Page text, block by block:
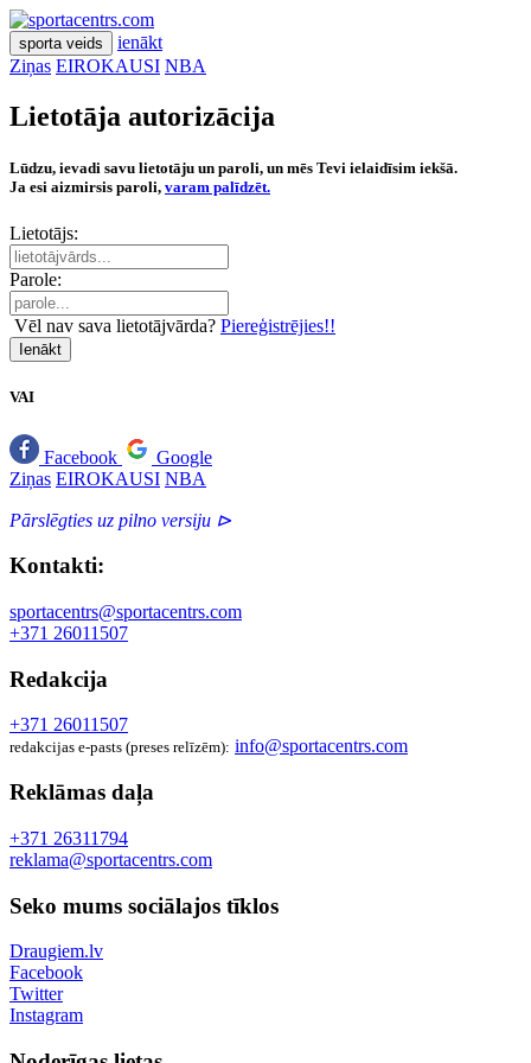
sporta veids
ienākt
Ziņas EIROKAUSI NBA
Lietotāja autorizācija
Lūdzu, ievadi savu lietotāju un paroli, un mēs Tevi ielaidīsim iekšā.
Ja esi aizmirsis paroli, varam palīdzēt.
Lietotājs:
Parole:
Vēl nav sava lietotājvārda? Piereģistrējies!!
Ienākt
VAI
Facebook
Google
Ziņas EIROKAUSI NBA
Pārslēgties uz pilno versiju ⊳
Kontakti:
sportacentrs@sportacentrs.com
+371 26011507
Redakcija
+371 26011507
redakcijas e-pasts (preses relīzēm): info@sportacentrs.com
Reklāmas daļa
+371 26311794
reklama@sportacentrs.com
Seko mums sociālajos tīklos
Draugiem.lv
Facebook
Twitter
Instagram